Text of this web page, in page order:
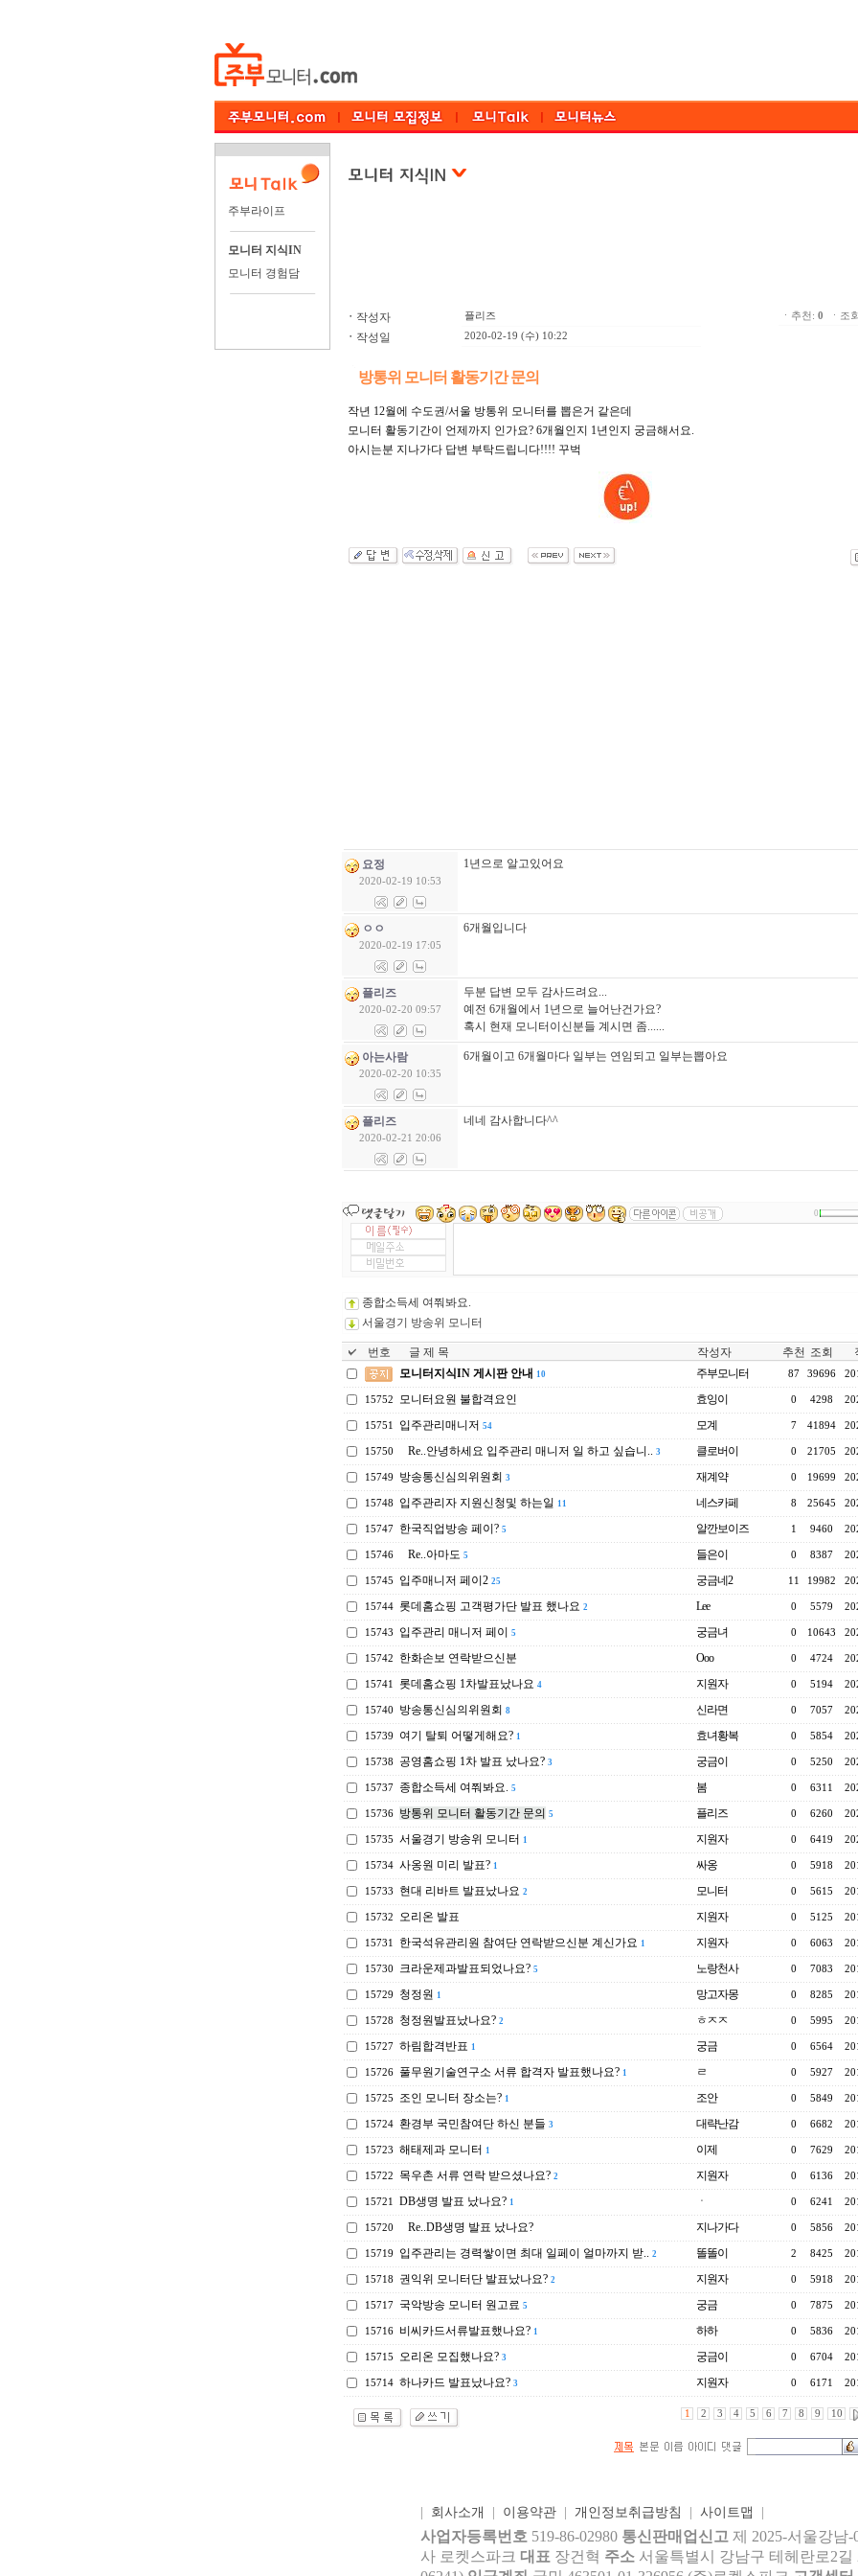
주부라이프
모니터 지식IN
모니터 경험담
ㆍ 작성자 플리즈
ㆍ 작성일 2020-02-19 (수) 10:22
ㆍ추천: 0 ㆍ조
방통위 모니터 활동기간 문의
작년 12월에 수도권/서울 방통위 모니터를 뽑은거 같은데
모니터 활동기간이 언제까지 인가요? 6개월인지 1년인지 궁금해서요.
아시는분 지나가다 답변 부탁드립니다!!!! 꾸벅
요정
2020-02-19 10:53
1년으로 알고있어요
ㅇㅇ
2020-02-19 17:05
6개월입니다
플리즈
2020-02-20 09:57
두분 답변 모두 감사드려요...
예전 6개월에서 1년으로 늘어난건가요?
혹시 현재 모니터이신분들 계시면 좀......
아는사람
2020-02-20 10:35
6개월이고 6개월마다 일부는 연임되고 일부는뽑아요
플리즈
2020-02-21 20:06
네네 감사합니다^^
0
종합소득세 여쭤봐요.
서울경기 방송위 모니터
번호 글 제 목 작성자 추천 조회
모니터지식IN 게시판 안내 10 주부모니터 87 39696
15752 모니터요원 불합격요인 효잉이 0 4298
15751 입주관리매니저 54 모계 7 41894
15750 Re..안녕하세요 입주관리 매니저 일 하고 싶습니.. 3 클로버이 0 21705
15749 방송통신심의위원회 3 재계약 0 19699
15748 입주관리자 지원신청및 하는일 11 네스카페 8 25645
15747 한국직업방송 페이? 5 알깐보이즈 1 9460
15746 Re..아마도 5 들은이 0 8387
15745 입주매니저 페이2 25 궁금네2 11 19982
15744 롯데홈쇼핑 고객평가단 발표 했나요 2 Lee 0 5579
15743 입주관리 매니저 페이 5 궁금녀 0 10643
15742 한화손보 연락받으신분 Ooo 0 4724
15741 롯데홈쇼핑 1차발표났나요 4 지원자 0 5194
15740 방송통신심의위원회 8 신라면 0 7057
15739 여기 탈퇴 어떻게해요? 1 효녀황복 0 5854
15738 공영홈쇼핑 1차 발표 났나요? 3 궁금이 0 5250
15737 종합소득세 여쭤봐요. 5 봄 0 6311
15736 방통위 모니터 활동기간 문의 5 플리즈 0 6260
15735 서울경기 방송위 모니터 1 지원자 0 6419
15734 사옹원 미리 발표? 1 싸옹 0 5918
15733 현대 리바트 발표났나요 2 모니터 0 5615
15732 오리온 발표 지원자 0 5125
15731 한국석유관리원 참여단 연락받으신분 계신가요 1 지원자 0 6063
15730 크라운제과발표되었나요? 5 노랑천사 0 7083
15729 청정원 1 망고자몽 0 8285
15728 청정원발표났나요? 2 ㅎㅈㅈ 0 5995
15727 하림합격반표 1 궁금 0 6564
15726 풀무원기술연구소 서류 합격자 발표했나요? 1 ㄹ 0 5927
15725 조인 모니터 장소는? 1 조안 0 5849
15724 환경부 국민참여단 하신 분들 3 대략난감 0 6682
15723 해태제과 모니터 1 이제 0 7629
15722 목우촌 서류 연락 받으셨나요? 2 지원자 0 6136
15721 DB생명 발표 났나요? 1 ㆍ 0 6241
15720 Re..DB생명 발표 났나요? 지나가다 0 5856
15719 입주관리는 경력쌓이면 최대 일페이 얼마까지 받.. 2 똘똘이 2 8425
15718 권익위 모니터단 발표났나요? 2 지원자 0 5918
15717 국악방송 모니터 원고료 5 궁금 0 7875
15716 비씨카드서류발표했나요? 1 하하 0 5836
15715 오리온 모집했나요? 3 궁금이 0 6704
15714 하나카드 발표났나요? 3 지원자 0 6171
1 2 3 4 5 6 7 8 9 10
회사소개 이용약관| 개인정보취급방침 사이트맵
사업자등록번호 519-86-02980 통신판매업신고 제 2025-서울강남-
사 로켓스파크 대표 장건혁 주소 서울특별시 강남구 테헤란로2길